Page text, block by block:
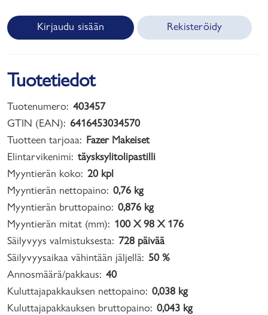
Kirjaudu sisään Rekisteröidy
Tuotetiedot
Tuotenumero: 403457
GTIN (EAN): 6416453034570
Tuotteen tarjoaa: Fazer Makeiset
Elintarvikenimi: täysksylitolipastilli
Myyntierän koko: 20 kpl
Myyntierän nettopaino: 0,76 kg
Myyntierän bruttopaino: 0,876 kg
Myyntierän mitat (mm): 100 X 98 X 176
Säilyvyys valmistuksesta: 728 päivää
Säilyvyysaikaa vähintään jäljellä: 50 %
Annosmäärä/pakkaus: 40
Kuluttajapakkauksen nettopaino: 0,038 kg
Kuluttajapakkauksen bruttopaino: 0,043 kg